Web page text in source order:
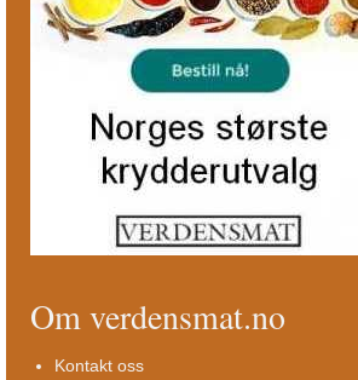
Om verdensmat.no
Kontakt oss